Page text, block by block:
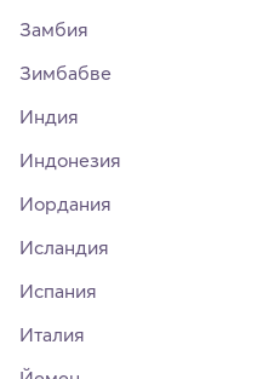
Замбия
Зимбабве
Индия
Индонезия
Иордания
Исландия
Испания
Италия